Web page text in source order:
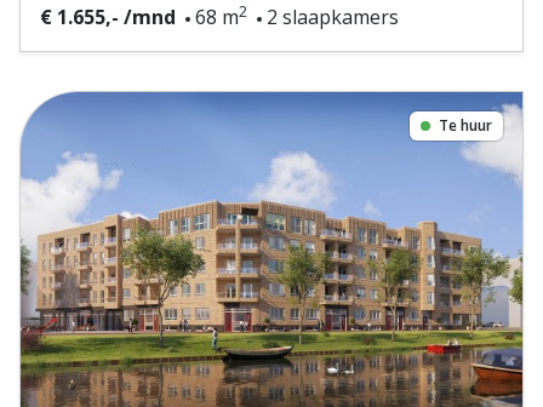
€ 1.655,- /mnd 68 m2 2 slaapkamers
Te huur